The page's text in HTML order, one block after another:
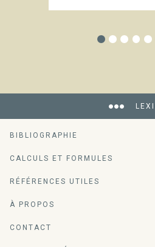
BIBLIOGRAPHIE
CALCULS ET FORMULES
RÉFÉRENCES UTILES
À PROPOS
CONTACT